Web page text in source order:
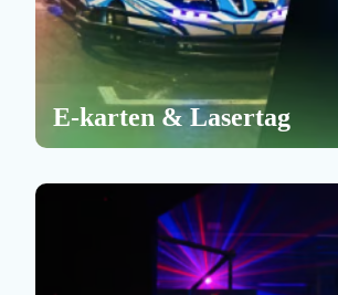
E-karten & Lasertag